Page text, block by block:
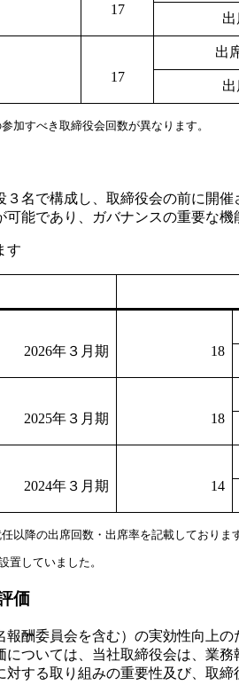
17
17
出
加すべき取締役会回数が異なります。
３名で構成し、取締役会の前に開
能であり、ガバナンスの重要な機
す
2026年３月期 18
2025年３月期 18
2024年３月期 14
以降の出席回数・出席率を記載しております
置していました。
価
報酬委員会を含む）の実効性向上
については、当社取締役会は、業
する取り組みの重要性及び、取